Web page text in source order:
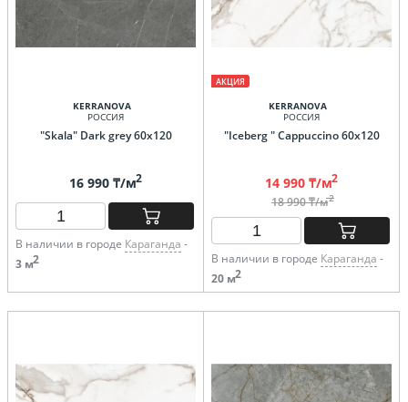
KERRANOVA
РОССИЯ
"Skala" Dark grey 60х120
16 990 ₸/м2
В наличии в городе Караганда -
3 м2
АКЦИЯ
KERRANOVA
РОССИЯ
"Iceberg " Cappuccino 60х120
14 990 ₸/м2
18 990 ₸/м2
В наличии в городе Караганда -
20 м2